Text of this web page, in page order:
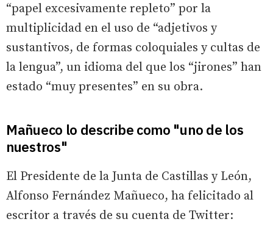
“papel excesivamente repleto” por la
multiplicidad en el uso de “adjetivos y
sustantivos, de formas coloquiales y cultas de
la lengua”, un idioma del que los “jirones” han
estado “muy presentes” en su obra.
Mañueco lo describe como "uno de los
nuestros"
El Presidente de la Junta de Castillas y León,
Alfonso Fernández Mañueco, ha felicitado al
escritor a través de su cuenta de Twitter: